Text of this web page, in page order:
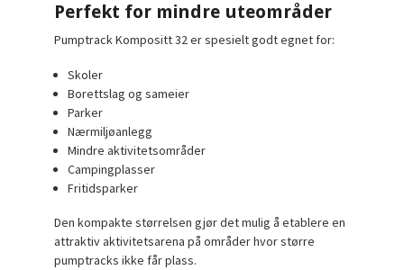
Perfekt for mindre uteområder
Pumptrack Kompositt 32 er spesielt godt egnet for:
Skoler
Borettslag og sameier
Parker
Nærmiljøanlegg
Mindre aktivitetsområder
Campingplasser
Fritidsparker
Den kompakte størrelsen gjør det mulig å etablere en
attraktiv aktivitetsarena på områder hvor større
pumptracks ikke får plass.